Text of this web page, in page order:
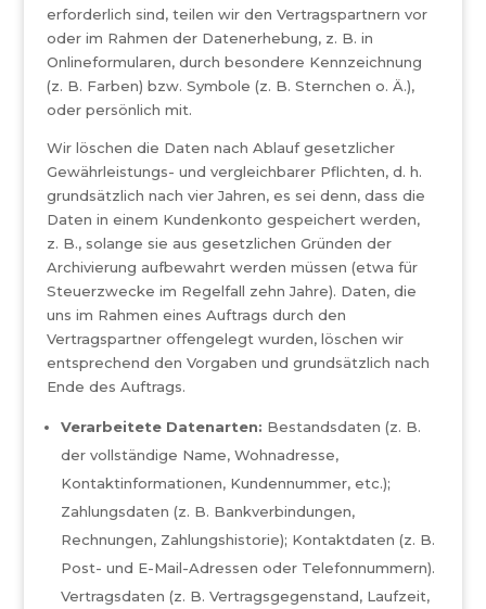
erforderlich sind, teilen wir den Vertragspartnern vor
oder im Rahmen der Datenerhebung, z. B. in
Onlineformularen, durch besondere Kennzeichnung
(z. B. Farben) bzw. Symbole (z. B. Sternchen o. Ä.),
oder persönlich mit.
Wir löschen die Daten nach Ablauf gesetzlicher
Gewährleistungs- und vergleichbarer Pflichten, d. h.
grundsätzlich nach vier Jahren, es sei denn, dass die
Daten in einem Kundenkonto gespeichert werden,
z. B., solange sie aus gesetzlichen Gründen der
Archivierung aufbewahrt werden müssen (etwa für
Steuerzwecke im Regelfall zehn Jahre). Daten, die
uns im Rahmen eines Auftrags durch den
Vertragspartner offengelegt wurden, löschen wir
entsprechend den Vorgaben und grundsätzlich nach
Ende des Auftrags.
Verarbeitete Datenarten: Bestandsdaten (z. B.
der vollständige Name, Wohnadresse,
Kontaktinformationen, Kundennummer, etc.);
Zahlungsdaten (z. B. Bankverbindungen,
Rechnungen, Zahlungshistorie); Kontaktdaten (z. B.
Post- und E-Mail-Adressen oder Telefonnummern).
Vertragsdaten (z. B. Vertragsgegenstand, Laufzeit,